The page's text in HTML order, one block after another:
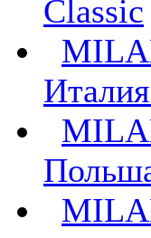
Classic